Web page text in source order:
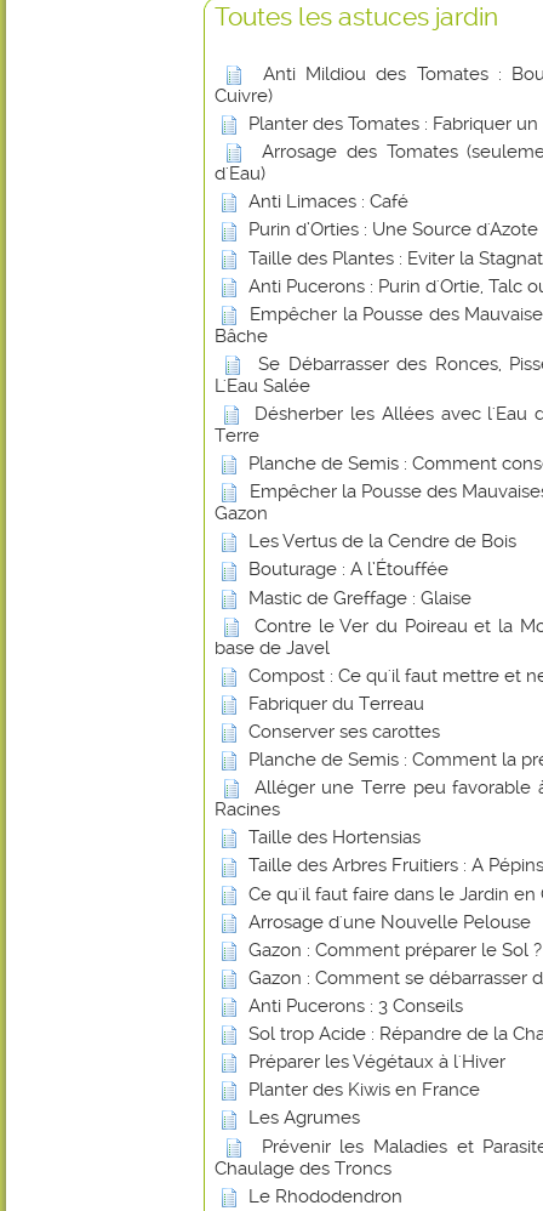
Toutes les astuces jardin
Anti Mildiou des Tomates :
Cuivre)
Planter des Tomates : Fabriquer
Arrosage des Tomates
d'Eau)
Anti Limaces : Café
Purin d’Orties : Une Source
Taille des Plantes : Eviter la
Anti Pucerons : Purin d'Ortie, Talc
Empêcher la Pousse des
Bâche
Se Débarrasser des Ronces,
L'Eau Salée
Désherber les Allées avec l'Eau
Terre
Planche de Semis : Comment
Empêcher la Pousse des
Gazon
Les Vertus de la Cendre de Bois
Bouturage : A l’Étouffée
Mastic de Greffage : Glaise
Contre le Ver du Poireau et la
base de Javel
Compost : Ce qu'il faut mettre et
Fabriquer du Terreau
Conserver ses carottes
Planche de Semis : Comment la
Alléger une Terre peu favorable
Racines
Taille des Hortensias
Taille des Arbres Fruitiers : A
Ce qu'il faut faire dans le Jardin en
Arrosage d'une Nouvelle Pelouse
Gazon : Comment préparer le Sol ?
Gazon : Comment se débarrasser
Anti Pucerons : 3 Conseils
Sol trop Acide : Répandre de la
Préparer les Végétaux à l'Hiver
Planter des Kiwis en France
Les Agrumes
Prévenir les Maladies et
Chaulage des Troncs
Le Rhododendron